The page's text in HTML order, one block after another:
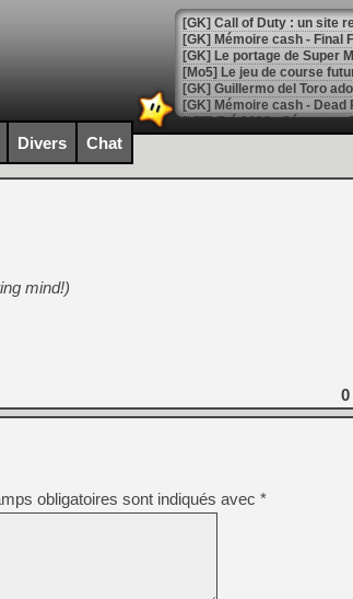
[GK] Le portage de Super
[Mo5] Le jeu de course
[GK] Guillermo del Toro
[LTF] Eté 2026 - Séquence
[GK] Mistfall Hunter :
[GK] Wo Long 2 évolue
[GK] Crossfire : un TPS à
[LS] [PS5] Premiers
[Mo5] DOOM arrive en
[GK] Bethesda fête les 30
[GK] Roblox : l'action en
[GK] Agenda - GeForce
[LS] [PS5] ps5-y2jb-
[GK] Pourquoi Marvel
[GK] Test : Restory : Chill
[GK] GTA 6 : Rockstar
[GK] Hot Wheels Infinite
[GK] Mémoire cash -
[GK] Résultats Nintendo :
Divers Chat
mind!)
0
obligatoires sont indiqués avec *